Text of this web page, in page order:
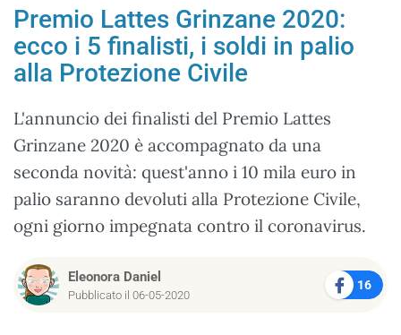
Premio Lattes Grinzane 2020:
ecco i 5 finalisti, i soldi in palio
alla Protezione Civile
L'annuncio dei finalisti del Premio Lattes
Grinzane 2020 è accompagnato da una
seconda novità: quest'anno i 10 mila euro in
palio saranno devoluti alla Protezione Civile,
ogni giorno impegnata contro il coronavirus.
Eleonora Daniel
Pubblicato il 06-05-2020
16